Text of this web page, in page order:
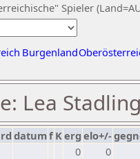
Spieler
Burgenland
Lea
rd datumf Kerg elo+/-
0
0